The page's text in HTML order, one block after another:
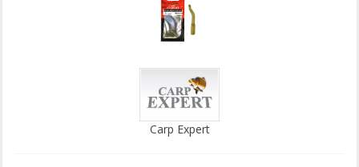
Carp Expert